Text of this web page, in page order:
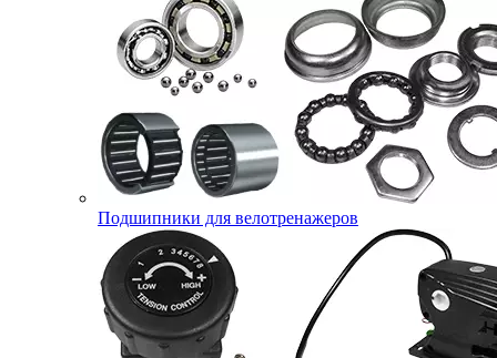
Подшипники для велотренажеров